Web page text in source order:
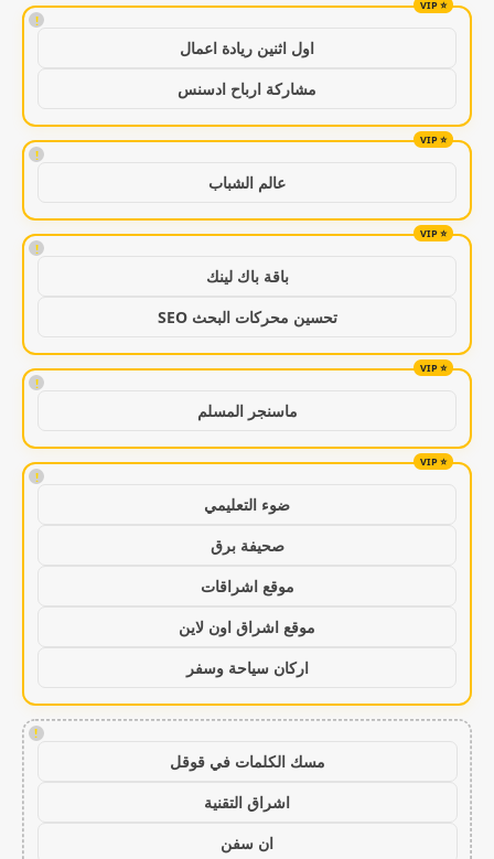
!
اول اثنين ريادة اعمال
مشاركة ارباح ادسنس
!
عالم الشباب
!
باقة باك لينك
تحسين محركات البحث SEO
!
ماسنجر المسلم
!
ضوء التعليمي
صحيفة برق
موقع اشراقات
موقع اشراق اون لاين
اركان سياحة وسفر
!
مسك الكلمات في قوقل
اشراق التقنية
ان سفن